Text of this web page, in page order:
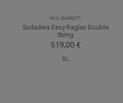
NEIL BARRETT
Sudadera Easy Raglan Double
String
519,00 €
XL